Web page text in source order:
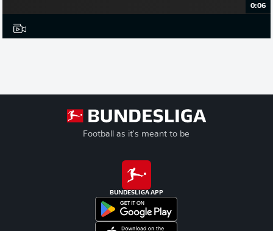
0:06
Football as it's meant to be
BUNDESLIGA APP